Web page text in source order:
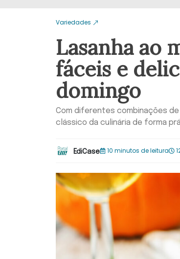
Variedades
Lasanha ao
fáceis e
domingo
Com diferentes combinações
clássico da culinária de forma
EdiCase 10 minutos de leitura